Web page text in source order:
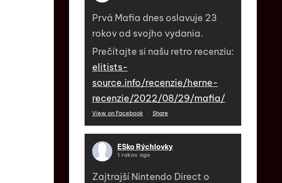
Prvá Mafia dnes oslavuje 23
rokov od svojho vydania.
Prečítajte si našu retro recenziu:
elitists-
source.info/recenzie/herne-
recenzie/2022/08/29/mafia/
View on Facebook · Share
ESko Rýchlovky
1 rokov ago
Zajtrajší Nintendo Direct o